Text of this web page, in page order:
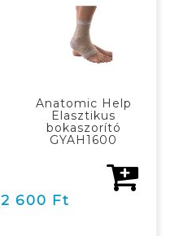
Anatomic Help
Elasztikus
bokaszorító
GYAH1600
2 600 Ft